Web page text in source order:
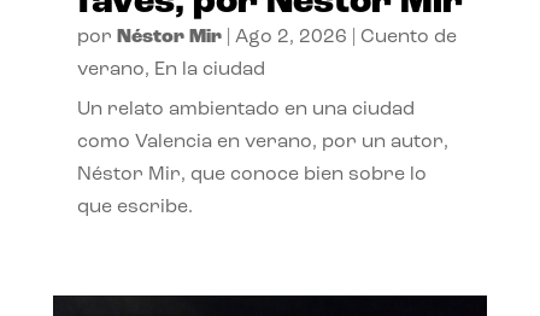
por Néstor Mir| Ago 2, 2026
Cuento de
verano, En la ciudad
Un relato ambientado en una ciudad
como Valencia en verano, por un autor,
Néstor Mir, que conoce bien sobre lo
que escribe.